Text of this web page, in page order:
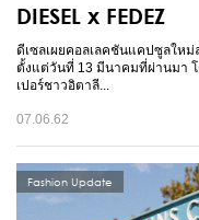
DIESEL x FEDEZ
ดีเซลเผยคอลเลคชันแคปซูลให
ตั้งแต่วันที่ 13 มีนาคมที่ผ่านมา โ
เปอร์ชาวอิตาลี...
07.06.62
Fashion Update